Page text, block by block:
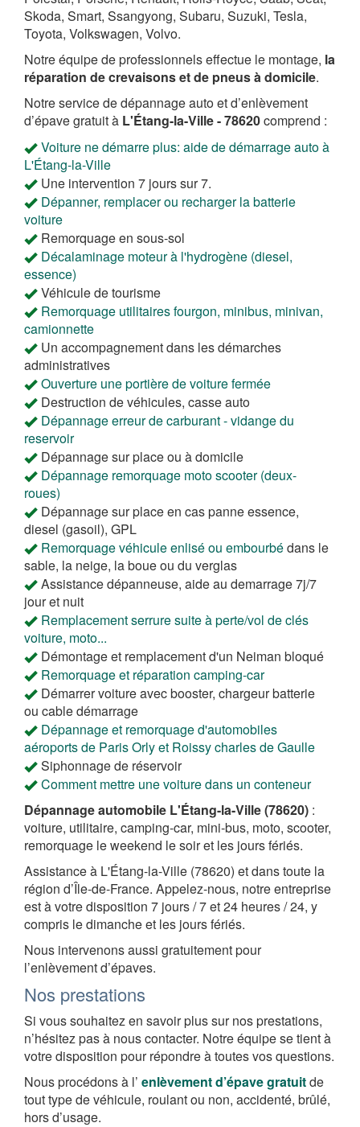
Skoda, Smart, Ssangyong, Subaru, Suzuki, Tesla,
Toyota, Volkswagen, Volvo.
Notre équipe de professionnels effectue le montage, la
réparation de crevaisons et de pneus à domicile.
Notre service de dépannage auto et d’enlèvement
d’épave gratuit à L'Étang-la-Ville - 78620comprend :
Voiture ne démarre plus: aide de démarrage auto à
L'Étang-la-Ville
Une intervention 7 jours sur 7.
Dépanner, remplacer ou recharger la batterie
voiture
Remorquage en sous-sol
Décalaminage moteur à l'hydrogène (diesel,
essence)
Véhicule de tourisme
Remorquage utilitaires fourgon, minibus, minivan,
camionnette
Un accompagnement dans les démarches
administratives
Ouverture une portière de voiture fermée
Destruction de véhicules, casse auto
Dépannage erreur de carburant - vidange du
reservoir
Dépannage sur place ou à domicile
Dépannage remorquage moto scooter (deux-
roues)
Dépannage sur place en cas panne essence,
diesel (gasoil), GPL
Remorquage véhicule enlisé ou embourbédans le
sable, la neige, la boue ou du verglas
Assistance dépanneuse, aide au demarrage 7j/7
jour et nuit
Remplacement serrure suite à perte/vol de clés
voiture, moto...
Démontage et remplacement d'un Neiman bloqué
Remorquage et réparation camping-car
Démarrer voiture avec booster, chargeur batterie
ou cable démarrage
Dépannage et remorquage d'automobiles
aéroports de Paris Orly et Roissy charles de Gaulle
Siphonnage de réservoir
Comment mettre une voiture dans un conteneur
Dépannage automobile L'Étang-la-Ville (78620) :
voiture, utilitaire, camping-car, mini-bus, moto, scooter,
remorquage le weekend le soir et les jours fériés.
Assistance à L'Étang-la-Ville (78620) et dans toute la
région d’Île-de-France. Appelez-nous, notre entreprise
est à votre disposition 7 jours / 7 et 24 heures / 24, y
compris le dimanche et les jours fériés.
Nous intervenons aussi gratuitement pour
l’enlèvement d’épaves.
Nos prestations
Si vous souhaitez en savoir plus sur nos prestations,
n’hésitez pas à nous contacter. Notre équipe se tient à
votre disposition pour répondre à toutes vos questions.
Nous procédons à l’ enlèvement d’épave gratuitde
tout type de véhicule, roulant ou non, accidenté, brûlé,
hors d’usage.